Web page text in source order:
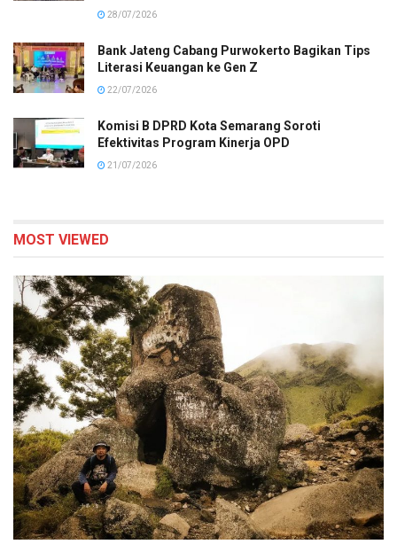
28/07/2026
Bank Jateng Cabang Purwokerto Bagikan Tips
Literasi Keuangan ke Gen Z
22/07/2026
Komisi B DPRD Kota Semarang Soroti
Efektivitas Program Kinerja OPD
21/07/2026
MOST VIEWED